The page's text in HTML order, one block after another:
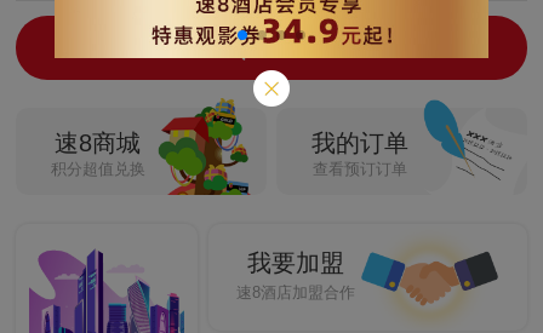
查询
速8商城
积分超值兑换
我的订单
查看预订订单
我要加盟
速8酒店加盟合作